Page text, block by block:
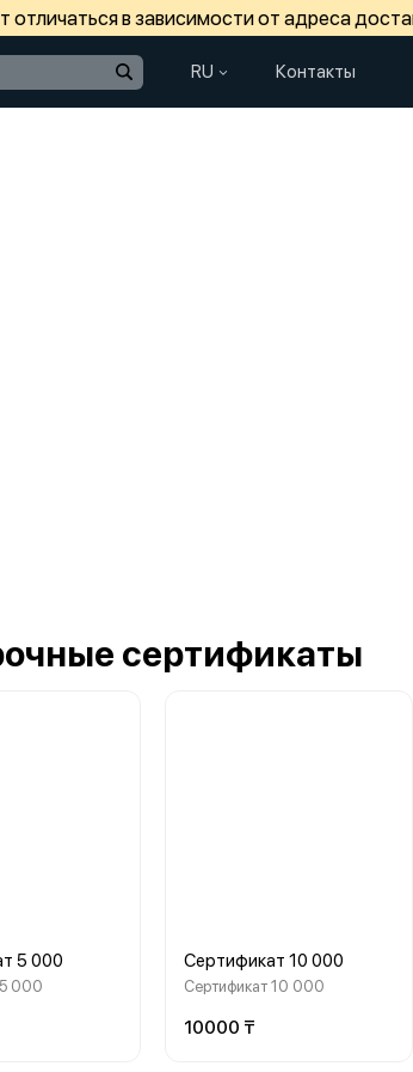
в зависимости от адреса
RU Контакты
сертификаты
5 000
000
Сертификат 10 000
Сертификат 10 000
10000 ₸